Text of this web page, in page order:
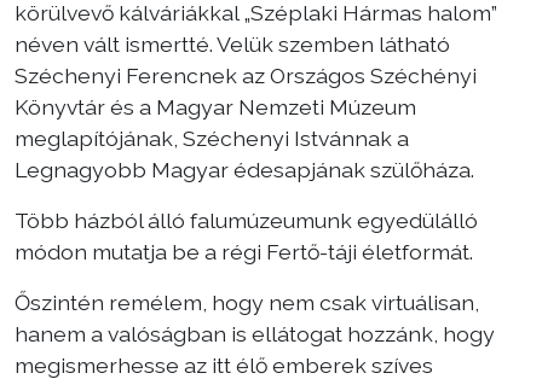
körülvevő kálváriákkal „Széplaki Hármas halom”
néven vált ismertté. Velük szemben látható
Széchenyi Ferencnek az Országos Széchényi
Könyvtár és a Magyar Nemzeti Múzeum
meglapítójának, Széchenyi Istvánnak a
Legnagyobb Magyar édesapjának szülőháza.
Több házból álló falumúzeumunk egyedülálló
módon mutatja be a régi Fertő-táji életformát.
Őszintén remélem, hogy nem csak virtuálisan,
hanem a valóságban is ellátogat hozzánk, hogy
megismerhesse az itt élő emberek szíves